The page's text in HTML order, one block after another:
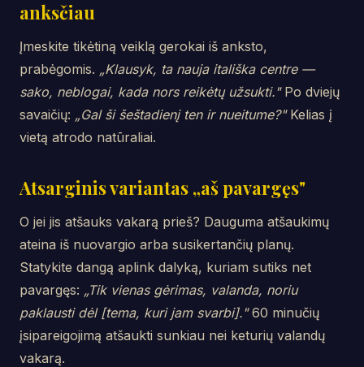
anksčiau
Įmeskite tikėtiną veiklą gerokai iš anksto,
prabėgomis. „Klausyk, ta nauja itališka centre —
sako, neblogai, kada nors reikėtų užsukti."Po dviejų
savaičių: „Gal ši šeštadienį ten ir nueitume?"Kelias į
vietą atrodo natūraliai.
Atsarginis variantas „aš pavargęs"
O jei jis atšauks vakarą prieš? Dauguma atšaukimų
ateina iš nuovargio arba susikertančių planų.
Statykite dangą aplink dalyką, kuriam sutiks net
pavargęs: „Tik vienas gėrimas, valanda, noriu
paklausti dėl [tema, kuri jam svarbi]."60 minučių
įsipareigojimą atšaukti sunkiau nei keturių valandų
vakarą.